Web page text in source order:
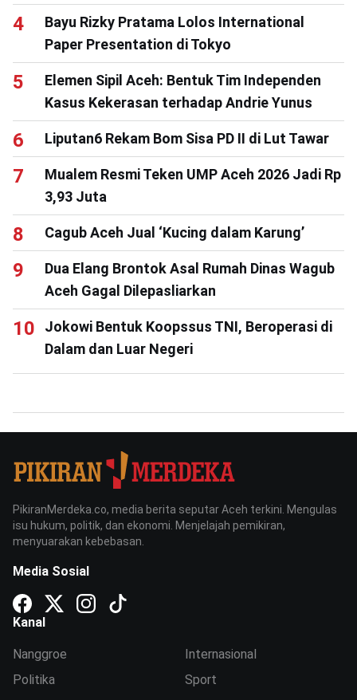
Bayu Rizky Pratama Lolos International
Paper Presentation di Tokyo
Elemen Sipil Aceh: Bentuk Tim Independen
Kasus Kekerasan terhadap Andrie Yunus
Liputan6 Rekam Bom Sisa PD II di Lut Tawar
Mualem Resmi Teken UMP Aceh 2026 Jadi Rp
3,93 Juta
Cagub Aceh Jual ‘Kucing dalam Karung’
Dua Elang Brontok Asal Rumah Dinas Wagub
Aceh Gagal Dilepasliarkan
Jokowi Bentuk Koopssus TNI, Beroperasi di
Dalam dan Luar Negeri
PikiranMerdeka.co, media berita seputar Aceh terkini. Mengulas
isu hukum, politik, dan ekonomi. Menjelajah pemikiran,
menyuarakan kebebasan.
Media Sosial
Kanal
Nanggroe
Politika
Internasional
Sport